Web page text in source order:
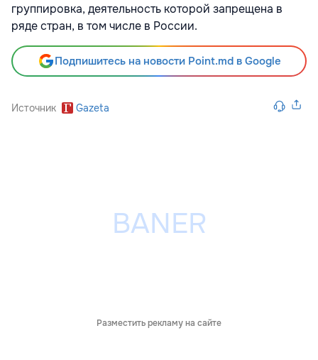
группировка, деятельность которой запрещена в
ряде стран, в том числе в России.
Подпишитесь на новости Point.md в Google
Источник Gazeta
Разместить рекламу на сайте